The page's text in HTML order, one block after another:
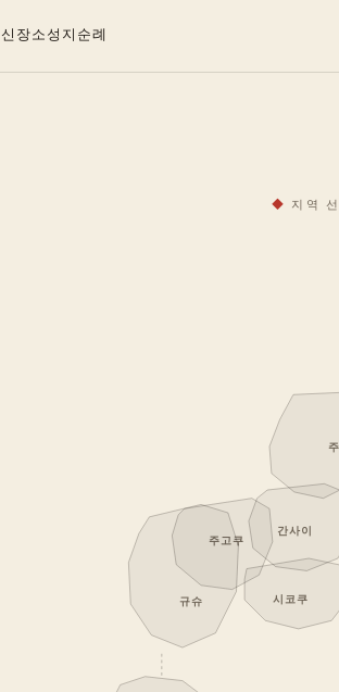
신 장소성지순례
◆ 지역
간사이
주고쿠
시코쿠
규슈